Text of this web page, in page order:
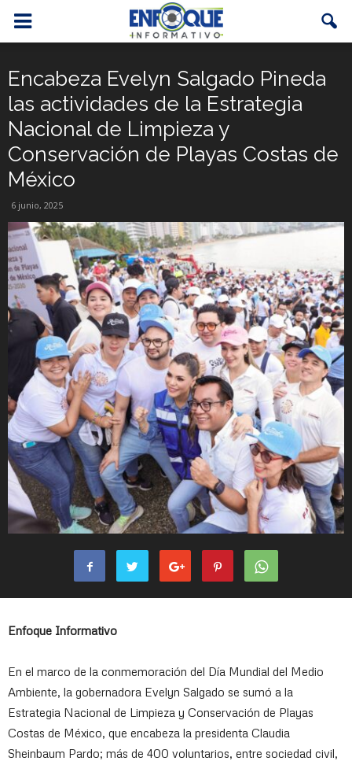
Encabeza Evelyn Salgado Pineda
las actividades de la Estrategia
Nacional de Limpieza y
Conservación de Playas Costas de
México
6 junio, 2025
Enfoque Informativo
En el marco de la conmemoración del Día Mundial del Medio
Ambiente, la gobernadora Evelyn Salgado se sumó a la
Estrategia Nacional de Limpieza y Conservación de Playas
Costas de México, que encabeza la presidenta Claudia
Sheinbaum Pardo; más de 400 voluntarios, entre sociedad civil,